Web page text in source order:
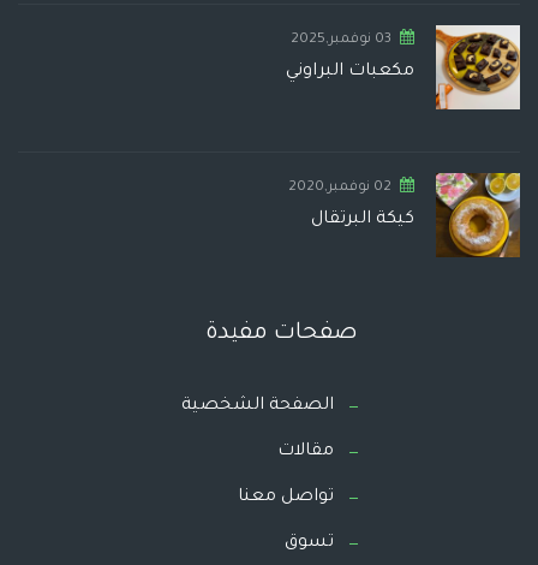
03 نوفمبر,2025
مكعبات البراوني
02 نوفمبر,2020
كيكة البرتقال
صفحات مفيدة
الصفحة الشخصية
مقالات
تواصل معنا
تسوق